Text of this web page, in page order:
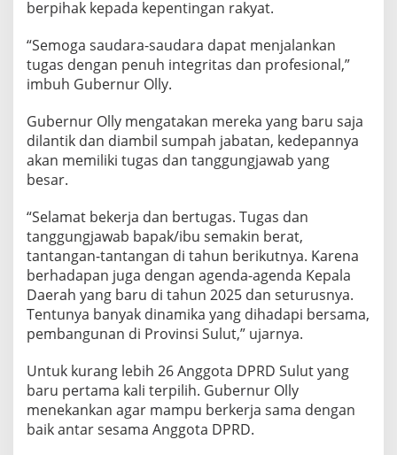
S
l
u
t
P
r
o
d
0
2
4
-
2
0
2
berpihak kepada kepentingan rakyat.
“Semoga saudara-saudara dapat menjalankan
tugas dengan penuh integritas dan profesional,”
imbuh Gubernur Olly.
Gubernur Olly mengatakan mereka yang baru saja
dilantik dan diambil sumpah jabatan, kedepannya
akan memiliki tugas dan tanggungjawab yang
besar.
“Selamat bekerja dan bertugas. Tugas dan
tanggungjawab bapak/ibu semakin berat,
tantangan-tantangan di tahun berikutnya. Karena
berhadapan juga dengan agenda-agenda Kepala
Daerah yang baru di tahun 2025 dan seturusnya.
Tentunya banyak dinamika yang dihadapi bersama,
pembangunan di Provinsi Sulut,” ujarnya.
Untuk kurang lebih 26 Anggota DPRD Sulut yang
baru pertama kali terpilih. Gubernur Olly
menekankan agar mampu berkerja sama dengan
baik antar sesama Anggota DPRD.